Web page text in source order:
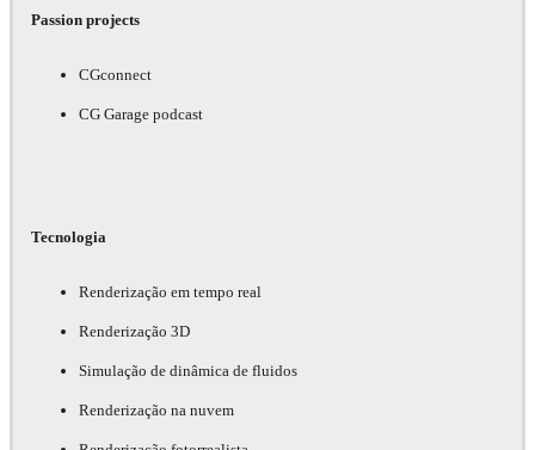
Passion projects
CGconnect
CG Garage podcast
Tecnologia
Renderização em tempo real
Renderização 3D
Simulação de dinâmica de fluidos
Renderização na nuvem